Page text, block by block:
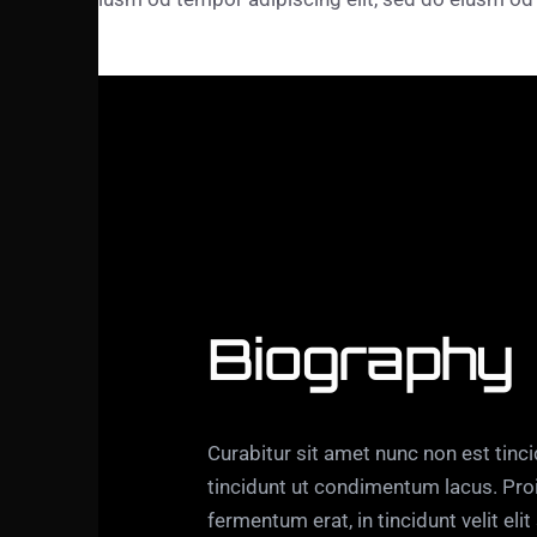
Biography
Curabitur sit amet nunc non est
tincidunt ut condimentum lacus.
fermentum erat, in tincidunt velit